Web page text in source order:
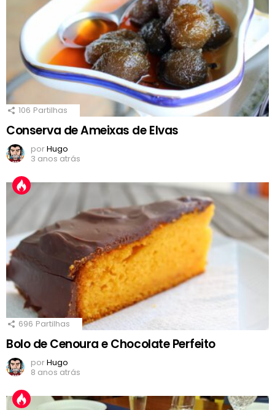
106 Partilhas
Conserva de Ameixas de Elvas
porHugo
3 anos atrás
696 Partilhas
Bolo de Cenoura e Chocolate Perfeito
porHugo
8 anos atrás